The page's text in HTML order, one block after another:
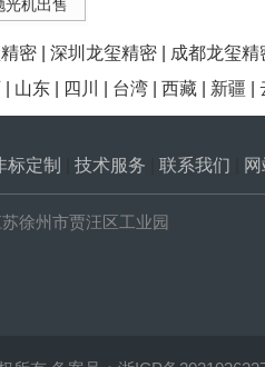
光机出售
精密 深圳龙玺精密 成都龙玺精
山东 四川 台湾 西藏 新疆
标定制 技术服务 联系我们
徐州市贾汪区工业园